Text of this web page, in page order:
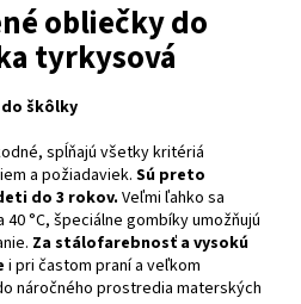
obliečky do
tyrkysová
škôlky
spĺňajú všetky kritériá
a požiadaviek. Sú preto
do 3 rokov. Veľmi ľahko sa
°C, špeciálne gombíky umožňujú
Za stálofarebnosť a vysokú
i pri častom praní a veľkom
náročného prostredia materských